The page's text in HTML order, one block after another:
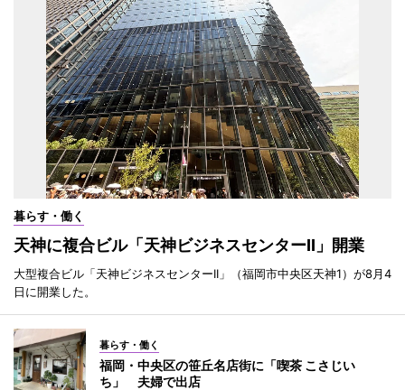
暮らす・働く
天神に複合ビル「天神ビジネスセンターII」開業
大型複合ビル「天神ビジネスセンターII」（福岡市中央区天神1）が8月4
日に開業した。
暮らす・働く
福岡・中央区の笹丘名店街に「喫茶 こさじい
ち」 夫婦で出店